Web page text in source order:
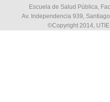
Escuela de Salud Pública,
Av. Independencia 939,
©Copyright 2014,